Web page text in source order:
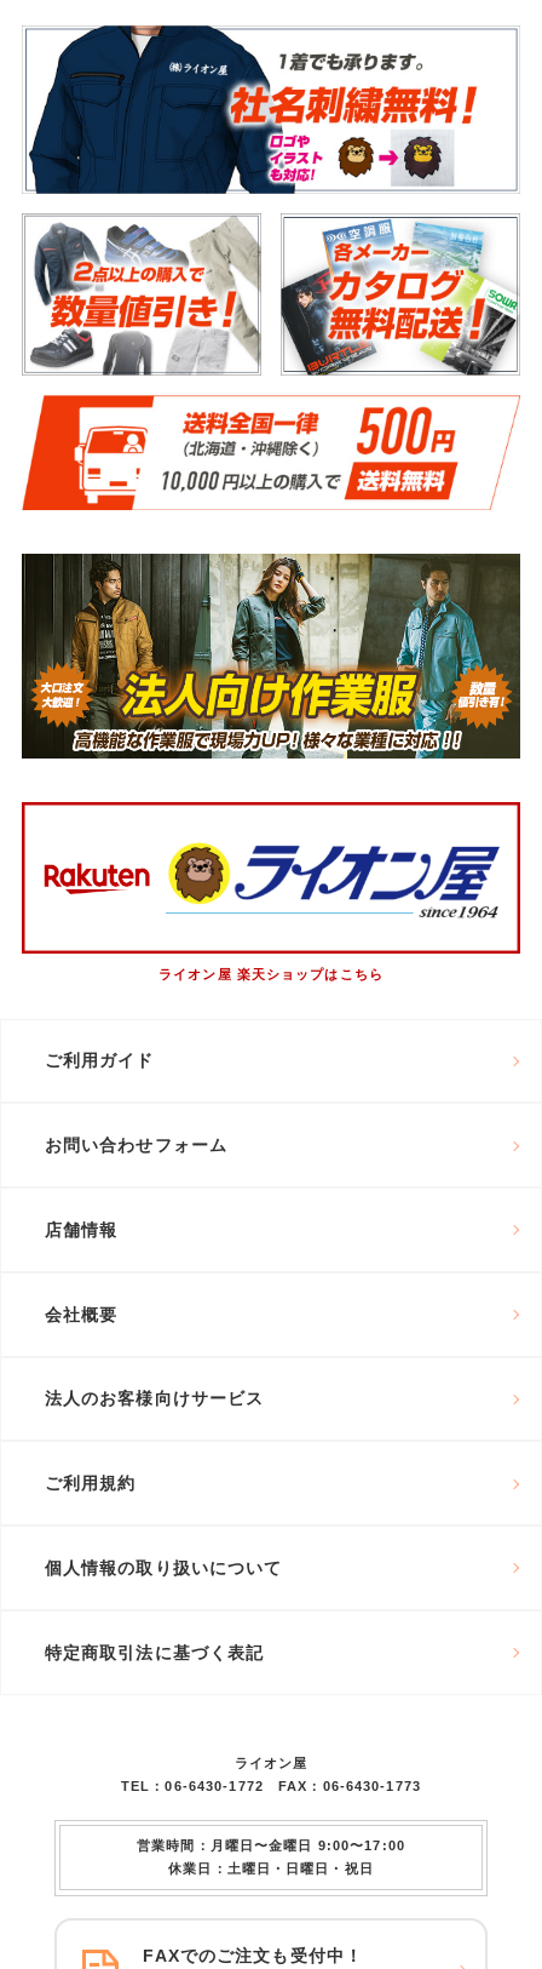
ライオン屋 楽天ショップはこちら
ご利用ガイド
お問い合わせフォーム
店舗情報
会社概要
法人のお客様向けサービス
ご利用規約
個人情報の取り扱いについて
特定商取引法に基づく表記
ライオン屋
TEL：06-6430-1772 FAX：06-6430-1773
営業時間：月曜日〜金曜日 9:00〜17:00
休業日：土曜日・日曜日・祝日
FAXでのご注文も受付中！